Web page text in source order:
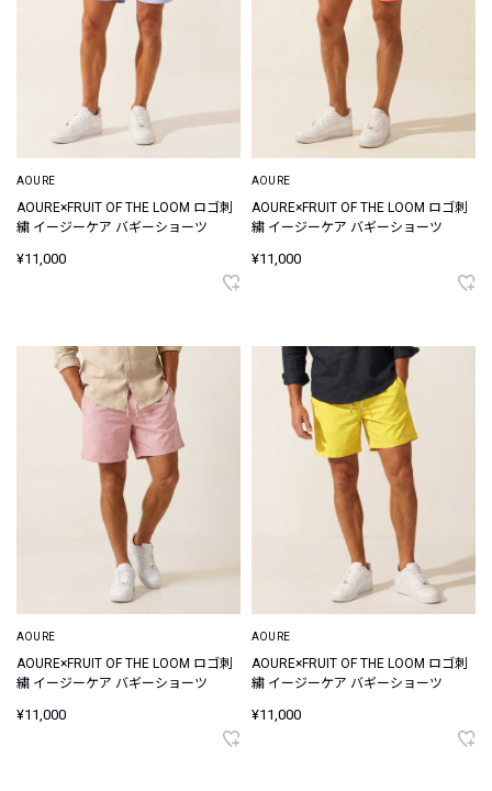
AOURE
AOURE×FRUIT OF THE LOOM ロゴ刺
繍 イージーケア バギーショーツ
¥11,000
AOURE
AOURE×FRUIT OF THE LOOM ロゴ刺
繍 イージーケア バギーショーツ
¥11,000
AOURE
AOURE×FRUIT OF THE LOOM ロゴ刺
繍 イージーケア バギーショーツ
¥11,000
AOURE
AOURE×FRUIT OF THE LOOM ロゴ刺
繍 イージーケア バギーショーツ
¥11,000